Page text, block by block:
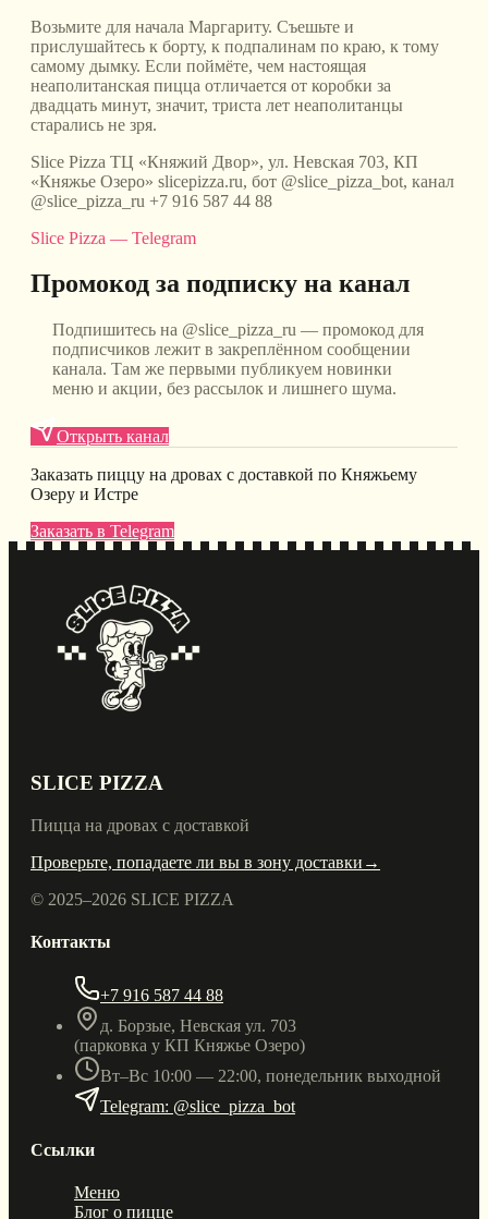
Возьмите для начала Маргариту. Съешьте и
прислушайтесь к борту, к подпалинам по краю, к тому
самому дымку. Если поймёте, чем настоящая
неаполитанская пицца отличается от коробки за
двадцать минут, значит, триста лет неаполитанцы
старались не зря.
Slice Pizza ТЦ «Княжий Двор», ул. Невская 703, КП
«Княжье Озеро» slicepizza.ru, бот @slice_pizza_bot, канал
@slice_pizza_ru +7 916 587 44 88
Slice Pizza — Telegram
Промокод за подписку на канал
Подпишитесь на @slice_pizza_ru — промокод для
подписчиков лежит в закреплённом сообщении
канала. Там же первыми публикуем новинки
меню и акции, без рассылок и лишнего шума.
Открыть канал
Заказать пиццу на дровах с доставкой по Княжьему
Озеру и Истре
Заказать в Telegram
SLICE PIZZA
Пицца на дровах с доставкой
Проверьте, попадаете ли вы в зону доставки →
© 2025–2026 SLICE PIZZA
Контакты
+7 916 587 44 88
д. Борзые, Невская ул. 703
(парковка у КП Княжье Озеро)
Вт–Вс 10:00 — 22:00, понедельник выходной
Telegram: @slice_pizza_bot
Ссылки
Меню
Блог о пицце